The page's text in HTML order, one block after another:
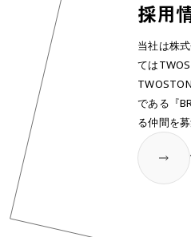
採用
当社は株
ては
である『
る仲間を